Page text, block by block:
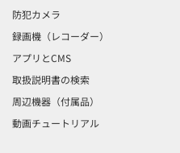
防犯カメラ
録画機（レコーダー）
アプリとCMS
取扱説明書の検索
周辺機器（付属品）
動画チュートリアル